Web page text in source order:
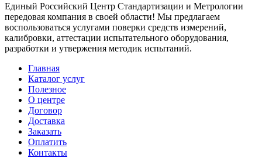
Единый Российский Центр Стандартизации и Метрологии
передовая компания в своей области! Мы предлагаем
воспользоваться услугами поверки средств измерений,
калибровки, аттестации испытательного оборудования,
разработки и утвержения методик испытаний.
Главная
Каталог услуг
Полезное
О центре
Договор
Доставка
Заказать
Оплатить
Контакты